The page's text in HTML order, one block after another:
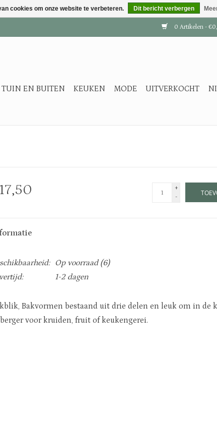
0 Artikelen -
TUIN EN BUITEN KEUKEN MODE UITVERKOCHT
+
-
Op voorraad(6)
1-2 dagen
Bakvormen bestaand uit drie delen en leuk om in de
voor kruiden, fruit of keukengerei.
cookies om onze website te verbeteren. Dit bericht verbergen